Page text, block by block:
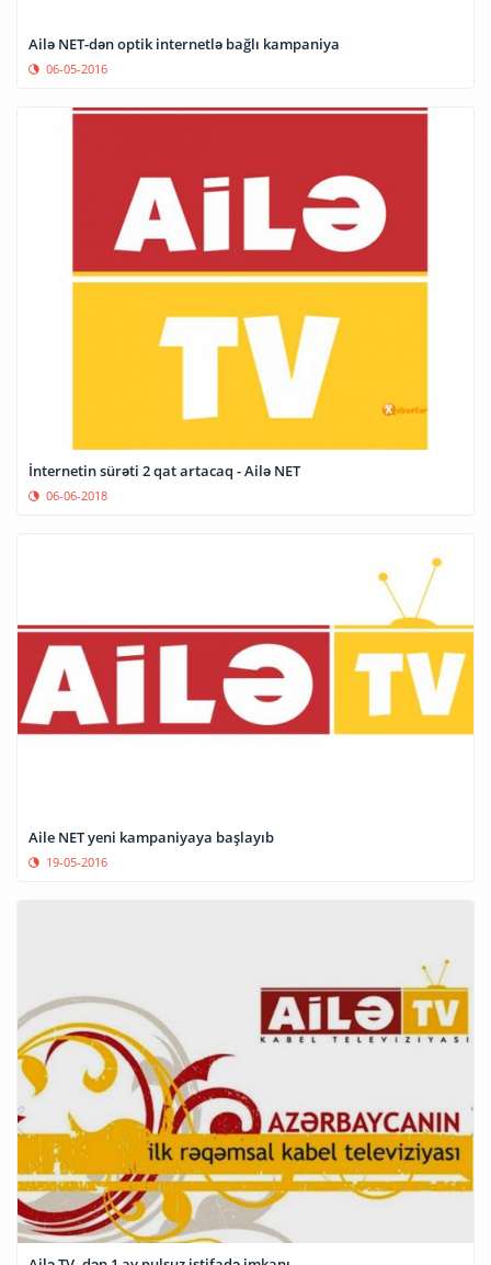
Ailə NET-dən optik internetlə bağlı kampaniya
06-05-2016
İnternetin sürəti 2 qat artacaq - Ailə NET
06-06-2018
Aile NET yeni kampaniyaya başlayıb
19-05-2016